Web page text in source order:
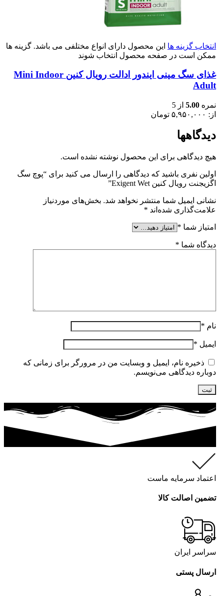
انتخاب گزینه ها این محصول دارای انواع مختلفی می باشد. گزینه ها
ممکن است در صفحه محصول انتخاب شوند
غذای سگ مینی ایندور ادالت رویال کنین Mini Indoor
Adult
نمره 5.00 از 5
از: ۵,۹۵۰,۰۰۰ تومان
دیدگاهها
هیچ دیدگاهی برای این محصول نوشته نشده است.
اولین نفری باشید که دیدگاهی را ارسال می کنید برای “پوچ سگ
اگزیجنت رویال کنین Exigent Wet”
نشانی ایمیل شما منتشر نخواهد شد. بخش‌های موردنیاز
علامت‌گذاری شده‌اند *
امتیاز شما *
دیدگاه شما *
نام *
ایمیل *
ذخیره نام، ایمیل و وبسایت من در مرورگر برای زمانی که
دوباره دیدگاهی می‌نویسم.
اعتماد سرمایه ماست
تضمین اصالت کالا
سراسر ایران
ارسال پستی